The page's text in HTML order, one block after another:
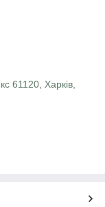
61120, Харків,